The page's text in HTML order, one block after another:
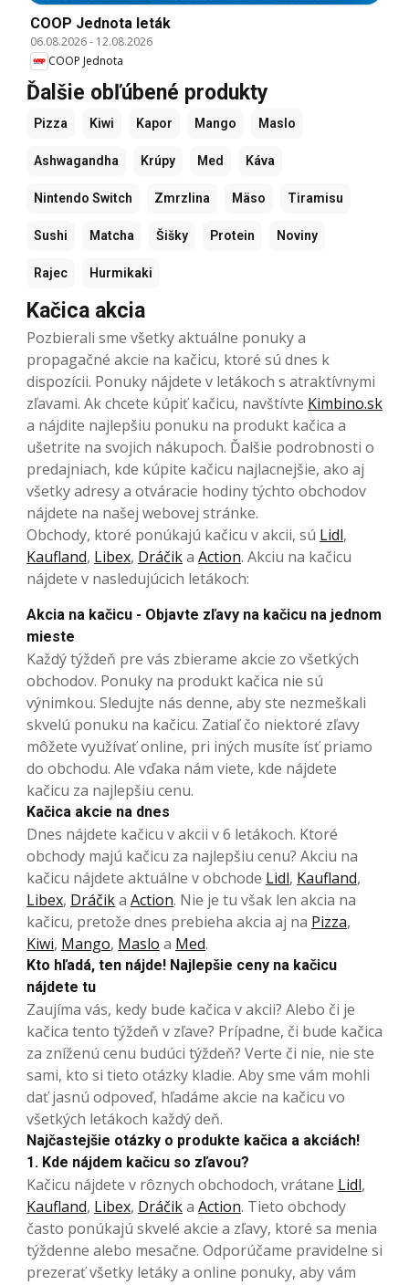
COOP Jednota leták
06.08.2026- 12.08.2026
COOP Jednota
Ďalšie obľúbené produkty
Pizza Kiwi Kapor Mango Maslo
Ashwagandha Krúpy Med Káva
Nintendo Switch Zmrzlina Mäso Tiramisu
Sushi Matcha Šišky Protein Noviny
Rajec Hurmikaki
Kačica akcia
Pozbierali sme všetky aktuálne ponuky a
propagačné akcie na kačicu, ktoré sú dnes k
dispozícii. Ponuky nájdete v letákoch s atraktívnymi
zľavami. Ak chcete kúpiť kačicu, navštívte Kimbino.sk
a nájdite najlepšiu ponuku na produkt kačica a
ušetrite na svojich nákupoch. Ďalšie podrobnosti o
predajniach, kde kúpite kačicu najlacnejšie, ako aj
všetky adresy a otváracie hodiny týchto obchodov
nájdete na našej webovej stránke.
Obchody, ktoré ponúkajú kačicu v akcii, sú Lidl,
Kaufland, Libex, Dráčika Action. Akciu na kačicu
nájdete v nasledujúcich letákoch:
Akcia na kačicu - Objavte zľavy na kačicu na jednom
mieste
Každý týždeň pre vás zbierame akcie zo všetkých
obchodov. Ponuky na produkt kačica nie sú
výnimkou. Sledujte nás denne, aby ste nezmeškali
skvelú ponuku na kačicu. Zatiaľ čo niektoré zľavy
môžete využívať online, pri iných musíte ísť priamo
do obchodu. Ale vďaka nám viete, kde nájdete
kačicu za najlepšiu cenu.
Kačica akcie na dnes
Dnes nájdete kačicu v akcii v 6 letákoch. Ktoré
obchody majú kačicu za najlepšiu cenu? Akciu na
kačicu nájdete aktuálne v obchode Lidl, Kaufland,
Libex, Dráčika Action. Nie je tu však len akcia na
kačicu, pretože dnes prebieha akcia aj na Pizza,
Kiwi, Mango, Maslo a Med.
Kto hľadá, ten nájde! Najlepšie ceny na kačicu
nájdete tu
Zaujíma vás, kedy bude kačica v akcii? Alebo či je
kačica tento týždeň v zľave? Prípadne, či bude kačica
za zníženú cenu budúci týždeň? Verte či nie, nie ste
sami, kto si tieto otázky kladie. Aby sme vám mohli
dať jasnú odpoveď, hľadáme akcie na kačicu vo
všetkých letákoch každý deň.
Najčastejšie otázky o produkte kačica a akciách!
1. Kde nájdem kačicu so zľavou?
Kačicu nájdete v rôznych obchodoch, vrátane Lidl,
Kaufland, Libex, Dráčika Action. Tieto obchody
často ponúkajú skvelé akcie a zľavy, ktoré sa menia
týždenne alebo mesačne. Odporúčame pravidelne si
prezerať všetky letáky a online ponuky, aby vám